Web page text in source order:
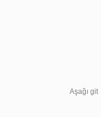
Aşağı git